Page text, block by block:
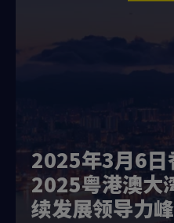
2025年3月6日
2025粤港澳大
续发展领导力